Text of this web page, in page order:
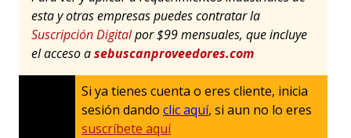
esta y otras empresas puedes contratar la
Suscripción Digitalpor $99 mensuales, que incluye
el acceso asebuscanproveedores.com
Si ya tienes cuenta o eres cliente, inicia
sesión dando clic aquí, si aun no lo eres
suscríbete aquí